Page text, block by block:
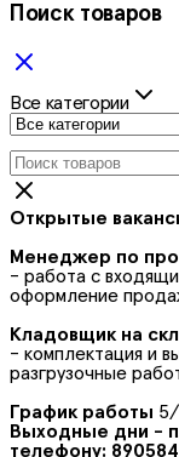
Поиск товаров
Все категории
Открытые
Менеджер по
- работа с
оформление
Кладовщик на
- комплектация и
разгрузочные
График работы 5/
Выходные дни -
телефону: